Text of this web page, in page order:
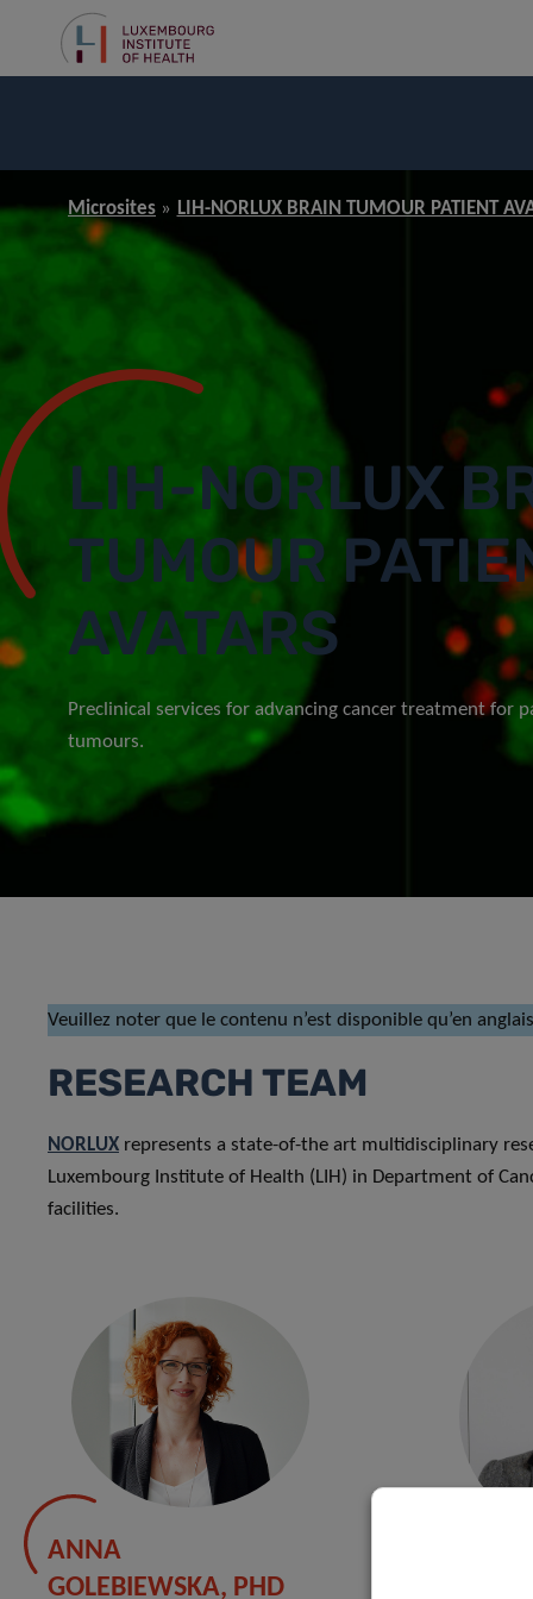
Microsites LIH-NORLUX BRAIN TUMOUR PATIENT
LIH-NORLUX
TUMOUR
AVATARS
Preclinical services for advancing cancer treatment for
tumours.
Veuillez noter que le contenu n’est disponible qu’en
RESEARCH TEAM
NORLUX represents a state-of-the art multidisciplinary
Luxembourg Institute of Health (LIH) in Department of
facilities.
ANNA
GOLEBIEWSKA, PHD